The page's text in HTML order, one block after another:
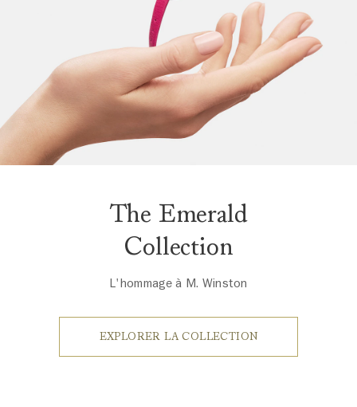
The Emerald
Collection
L'hommage à M. Winston
EXPLORER LA COLLECTION